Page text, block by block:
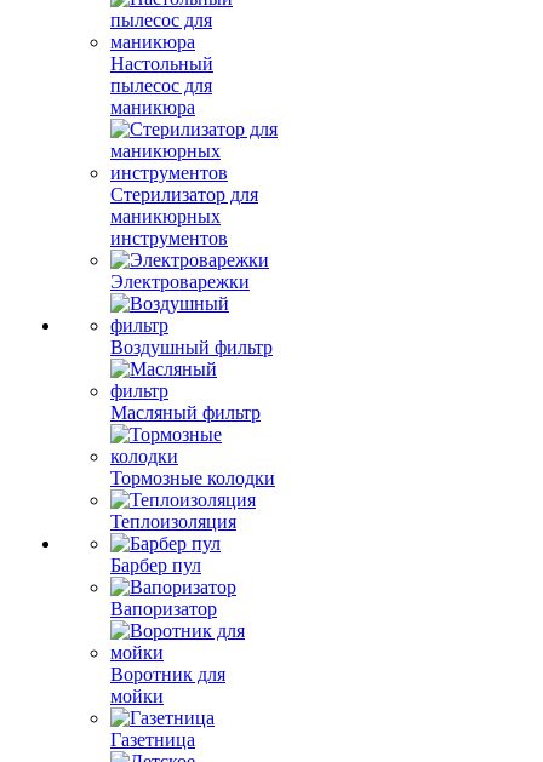
Настольный
пылесос для
маникюра
Стерилизатор для
маникюрных
инструментов
Электроварежки
Воздушный фильтр
Масляный фильтр
Тормозные колодки
Теплоизоляция
Барбер пул
Вапоризатор
Воротник для
мойки
Газетница